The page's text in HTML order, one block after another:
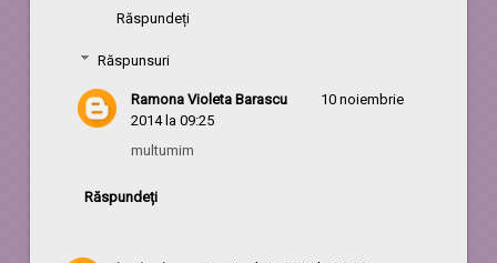
Răspundeți
Răspunsuri
Ramona Violeta Barascu
10 noiembrie
2014 la 09:25
multumim
Răspundeți